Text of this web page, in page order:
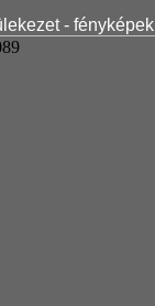
- fényképek